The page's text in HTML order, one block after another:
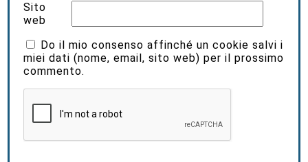
Sito
web
Do il mio consenso affinché un cookie salvi i
miei dati (nome, email, sito web) per il prossimo
commento.